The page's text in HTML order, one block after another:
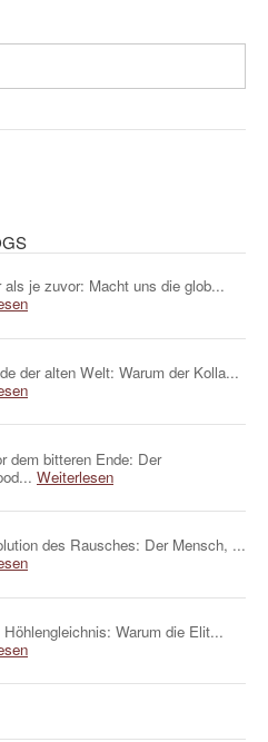
als je zuvor: Macht uns die glob...
der alten Welt: Warum der Kolla...
dem bitteren Ende: Der
Weiterlesen
des Rausches: Der Mensch, ...
Höhlengleichnis: Warum die Elit...